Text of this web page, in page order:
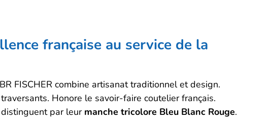
française au service de la
FISCHER combine artisanat traditionnel et design.
Honore le savoir-faire coutelier français.
par leur manche tricolore Bleu Blanc Rouge.